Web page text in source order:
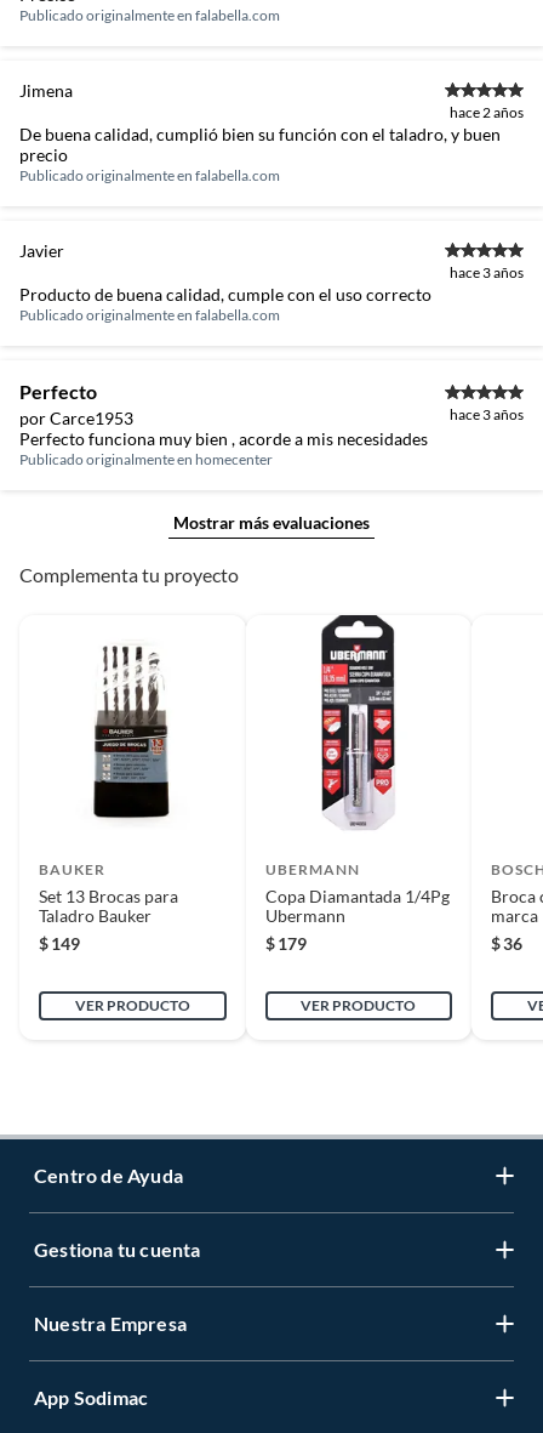
Publicado originalmente en falabella.com
Jimena
hace 2 años
De buena calidad, cumplió bien su función con el taladro, y buen
precio
Publicado originalmente en falabella.com
Javier
hace 3 años
Producto de buena calidad, cumple con el uso correcto
Publicado originalmente en falabella.com
Perfecto
por Carce1953 hace 3 años
Perfecto funciona muy bien , acorde a mis necesidades
Publicado originalmente en homecenter
Mostrar más evaluaciones
Complementa tu proyecto
BAUKER
Set 13 Brocas para
Taladro Bauker
$149
VER PRODUCTO
UBERMANN
Copa Diamantada 1/4Pg
Ubermann
$ 179
VER PRODUCTO
Broca
marca
$36
Centro de Ayuda
Servicio al Cliente
Venta a empresas
Gestiona tu cuenta
Gestiona tu cuenta
Nuestra Empresa
Nuestras tiendas
App Sodimac